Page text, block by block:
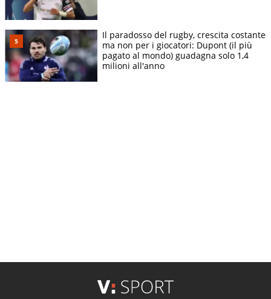
Il paradosso del rugby, crescita costante
ma non per i giocatori: Dupont (il più
pagato al mondo) guadagna solo 1,4
milioni all'anno